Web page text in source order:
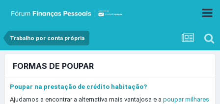
Trabalho por conta própria
FORMAS DE POUPAR
Poupar na prestação de crédito habitação?
Ajudamos a encontrar a alternativa mais vantajosa e a poupar milhares